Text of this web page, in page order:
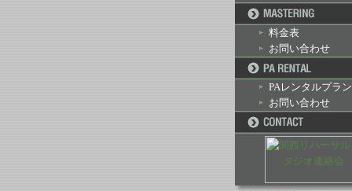
料金表
お問い合わせ
PAレンタルプラン
お問い合わせ